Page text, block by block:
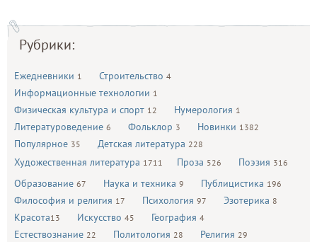
Рубрики:
Ежедневники 1 Строительство 4
Информационные технологии 1
Физическая культура и спорт 12 Нумерология 1
Литературоведение 6 Фольклор 3 Новинки 1382
Популярное 35 Детская литература 228
Художественная литература 1711 Проза 526 Поэзия 316
Образование 67 Наука и техника 9 Публицистика 196
Философия и религия 17 Психология 97 Эзотерика 8
Красота13 Искусство 45 География 4
Естествознание 22 Политология 28 Религия 29